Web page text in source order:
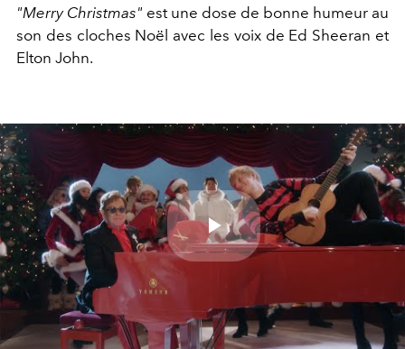
"Merry Christmas" est une dose de bonne humeur au
son des cloches Noël avec les voix de Ed Sheeran et
Elton John.
Play
Video